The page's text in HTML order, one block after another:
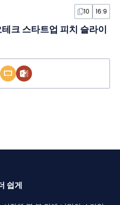
10 16:9
크 스타트업 피치 슬라이
쉽게